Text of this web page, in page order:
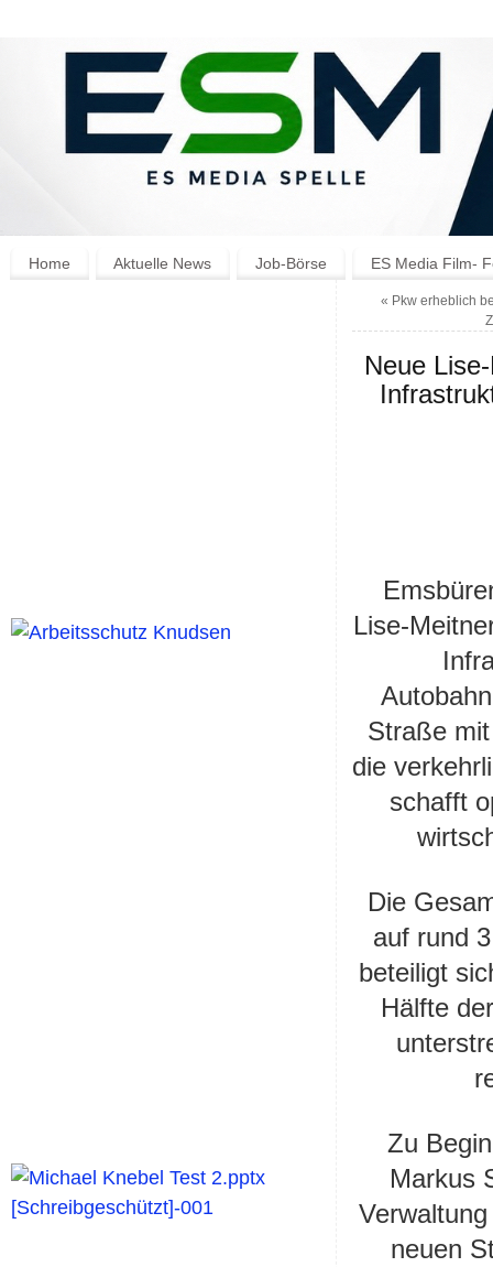
Home Aktuelle News Job-Börse ES Media Film-
« Pkw erheblich
Neue
Lise-
Straße
die
schafft
Die
auf rund
beteiligt
Hälfte
Zu
Markus
neuen